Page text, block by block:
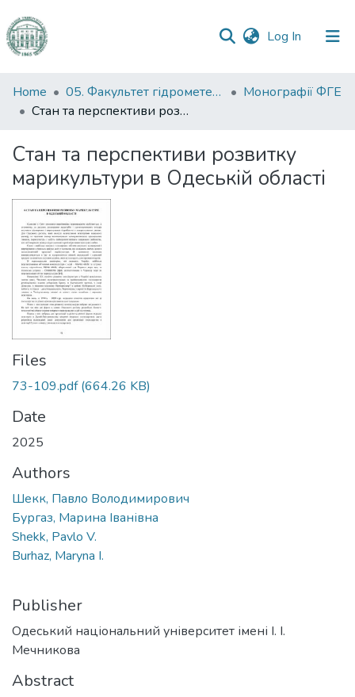
Log In (current)
Communities
&
All of DSpace
Statistics
Home 05. Факультет гідрометеорології і екології
Монографії ФГЕ
Стан та перспективи розвитку марикультури в Одеській області
Стан та перспективи розвитку
марикультури в Одеській області
Files
73-109.pdf(664.26 KB)
Date
2025
Authors
Шекк, Павло Володимирович
Бургаз, Марина Іванівна
Shekk, Pavlo V.
Burhaz, Maryna I.
Publisher
Одеський національний університет імені І. І.
Мечникова
Abstract